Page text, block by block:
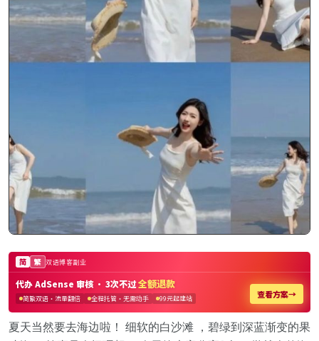
夏天当然要去海边啦！ 细软的白沙滩 ，碧绿到深蓝渐变的果